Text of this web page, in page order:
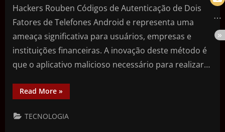
Hackers Rouben Códigos de Autenticação de Dois
Fatores de Telefones Android e representa uma
ameaça significativa para usuários, empresas e
instituições financeiras. A inovação deste método é
que o aplicativo malicioso necessário para realizar…
Read More »
TECNOLOGIA